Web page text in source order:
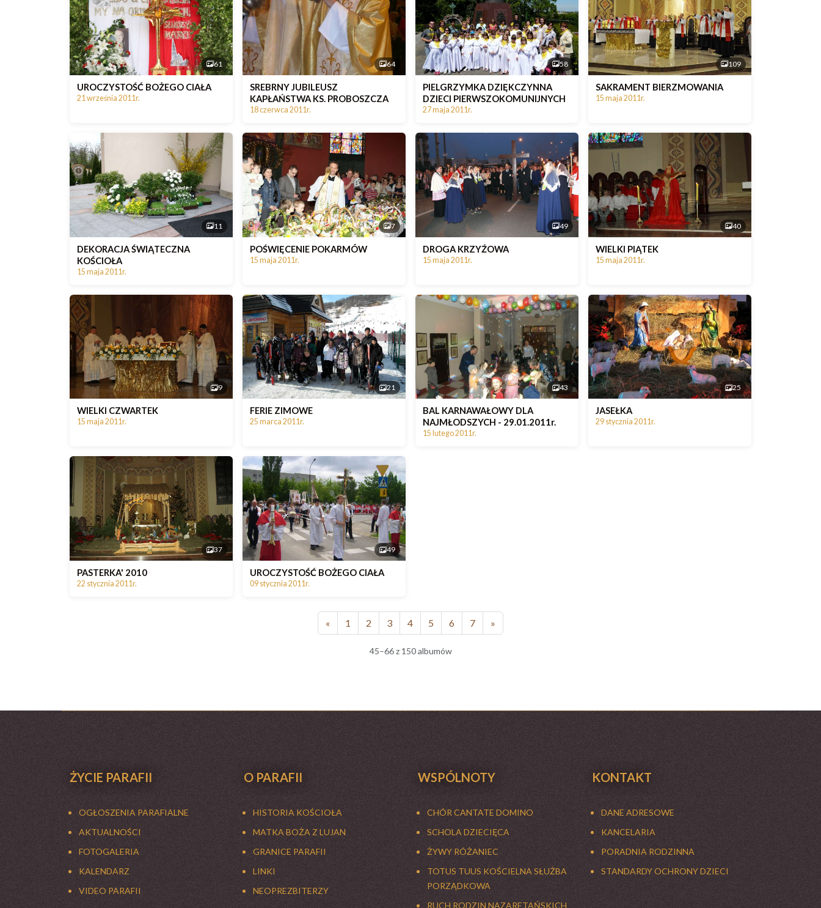
61
UROCZYSTOŚĆ BOŻEGO CIAŁA
21 września 2011r.
64
SREBRNY JUBILEUSZ
KAPŁAŃSTWA KS. PROBOSZCZA
18 czerwca 2011r.
58
PIELGRZYMKA DZIĘKCZYNNA
DZIECI PIERWSZOKOMUNIJNYCH
27 maja 2011r.
109
SAKRAMENT BIERZMOWANIA
15 maja 2011r.
11
DEKORACJA ŚWIĄTECZNA
KOŚCIOŁA
15 maja 2011r.
7
POŚWIĘCENIE POKARMÓW
15 maja 2011r.
49
DROGA KRZYŹOWA
15 maja 2011r.
40
WIELKI PIĄTEK
15 maja 2011r.
9
WIELKI CZWARTEK
15 maja 2011r.
21
FERIE ZIMOWE
25 marca 2011r.
43
BAL KARNAWAŁOWY DLA
NAJMŁODSZYCH - 29.01.2011r.
15 lutego 2011r.
25
JASEŁKA
29 stycznia 2011r.
37
PASTERKA' 2010
22 stycznia 2011r.
49
UROCZYSTOŚĆ BOŻEGO CIAŁA
09 stycznia 2011r.
« 1 2 3 4 5 6 7 »
45–66 z 150 albumów
ŻYCIE PARAFII
OGŁOSZENIA PARAFIALNE
AKTUALNOŚCI
FOTOGALERIA
KALENDARZ
VIDEO PARAFII
O PARAFII
HISTORIA KOŚCIOŁA
MATKA BOŻA Z LUJAN
GRANICE PARAFII
LINKI
NEOPREZBITERZY
WSPÓLNOTY
CHÓR CANTATE DOMINO
SCHOLA DZIECIĘCA
ŻYWY RÓŻANIEC
TOTUS TUUS KOŚCIELNA SŁUŻBA
PORZĄDKOWA
RUCH RODZIN NAZARETAŃSKICH
KONTAKT
DANE ADRESOWE
KANCELARIA
PORADNIA RODZINNA
STANDARDY OCHRONY DZIECI